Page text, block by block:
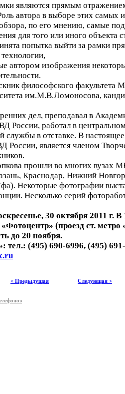
являются прямым
автора в выборе этих самых
обзора, по его мнению, самые
для того или иного объекта
попытка выйти за рамки
автором изображения
философского факультета
им.М.В.Ломоносова,
дел, преподавал в
России, работал в
службы в отставке. В
России, является членом
прошли во многих вузах
Краснодар, Нижний
Некоторые фотографии
Несколько серий
30 октября 2011 г. В
(проезд ст.
до 20 ноября.
тел.: (495) 690-6996, (495)
< Предыдущая
Следующая >